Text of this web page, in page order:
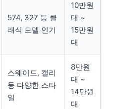
574, 327 등 클
래식 모델 인기
10만원
대 ~
15만원
대
스웨이드, 캘리
등 다양한 스타
일
8만원
대 ~
14만원
대